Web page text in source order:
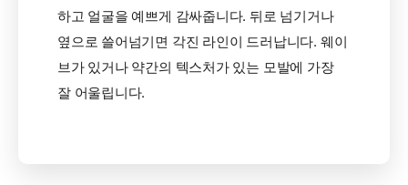
하고 얼굴을 예쁘게 감싸줍니다. 뒤로 넘기거나
옆으로 쓸어넘기면 각진 라인이 드러납니다. 웨이
브가 있거나 약간의 텍스처가 있는 모발에 가장
잘 어울립니다.